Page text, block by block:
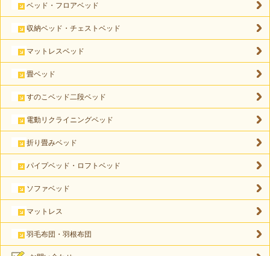
ベッド・フロアベッド
収納ベッド・チェストベッド
マットレスベッド
畳ベッド
すのこベッド二段ベッド
電動リクライニングベッド
折り畳みベッド
パイプベッド・ロフトベッド
ソファベッド
マットレス
羽毛布団・羽根布団